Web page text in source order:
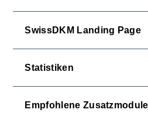
SwissDKM Landing Page
Statistiken
Empfohlene